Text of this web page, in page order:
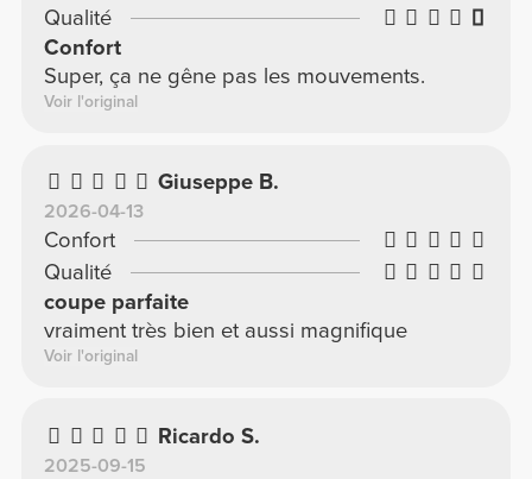
Qualité
Confort
Super, ça ne gêne pas les mouvements.
Voir l'original
Giuseppe B.
2026-04-13
Confort
Qualité
coupe parfaite
vraiment très bien et aussi magnifique
Voir l'original
Ricardo S.
2025-09-15